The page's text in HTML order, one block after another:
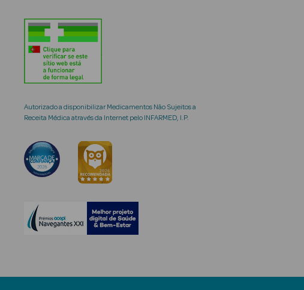
Autorizado a disponibilizar Medicamentos Não Sujeitos a
Receita Médica através da Internet pelo INFARMED, I.P.